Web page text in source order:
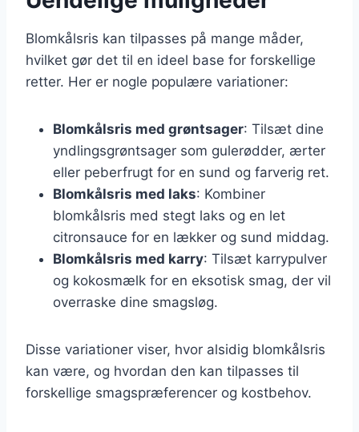
Blomkålsris kan tilpasses på mange måder,
hvilket gør det til en ideel base for forskellige
retter. Her er nogle populære variationer:
Blomkålsris med grøntsager: Tilsæt dine
yndlingsgrøntsager som gulerødder, ærter
eller peberfrugt for en sund og farverig ret.
Blomkålsris med laks: Kombiner
blomkålsris med stegt laks og en let
citronsauce for en lækker og sund middag.
Blomkålsris med karry: Tilsæt karrypulver
og kokosmælk for en eksotisk smag, der vil
overraske dine smagsløg.
Disse variationer viser, hvor alsidig blomkålsris
kan være, og hvordan den kan tilpasses til
forskellige smagspræferencer og kostbehov.